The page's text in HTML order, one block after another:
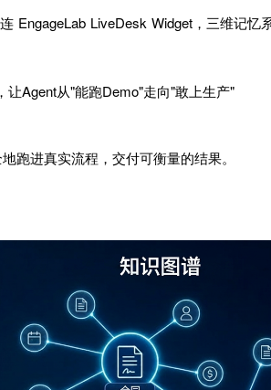
EngageLab LiveDesk Widget，三维记忆
Agent从"能跑Demo"走向"敢上生产"
跑进真实流程，交付可衡量的结果。